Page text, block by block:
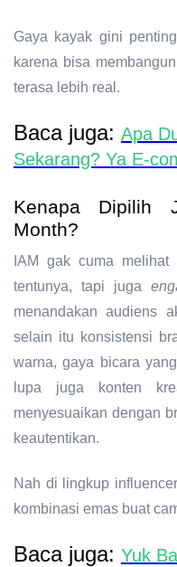
Gaya kayak gini
karena bisa
terasa lebih real.
Baca juga: Apa
Sekarang? Ya E-
Kenapa Dipilih
Month?
IAM gak cuma
tentunya, tapi jugae
menandakan audiens
selain itu konsistensi
warna, gaya bicara
lupa juga konten
menyesuaikan dengan
keautentikan.
Nah di lingkup
kombinasi emas buat
Baca juga: Yuk